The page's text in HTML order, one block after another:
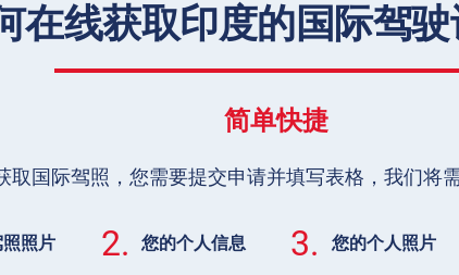
在线获取印度的国际驾驶
简单快捷
取国际驾照，您需要提交申请并填写表格，我们将
照片 2. 您的个人信息 3. 您的个人照片